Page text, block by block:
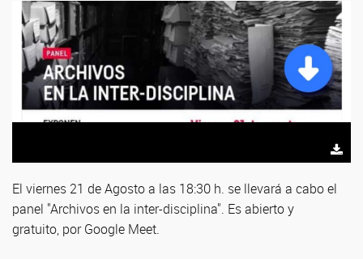
El viernes 21 de Agosto a las 18:30 h. se llevará a cabo el
panel "Archivos en la inter-disciplina". Es abierto y
gratuito, por Google Meet.